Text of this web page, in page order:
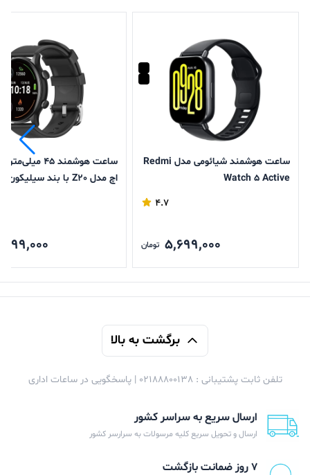
ساعت هوشمند شیائومی مدل Redmi
Watch 5 Active
4.7
5,699,000 تومان
ساعت هوشمند 45
اچ مدل Z20 با بند سیلیکون
برگشت به بالا
تلفن ثابت پشتیبانی : 02188800138 | پاسخگویی در ساعات اداری
ارسال سریع به سراسر کشور
ارسال و تحویل سریع کلیه مرسولات به سرارسر کشور
۷ روز ضمانت بازگشت